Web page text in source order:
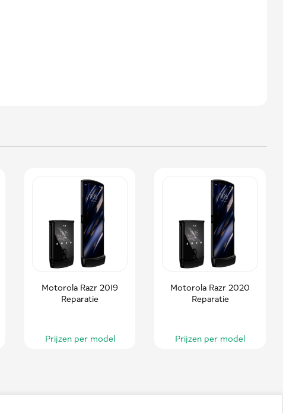
Motorola Razr 2019
Reparatie
Prijzen per model
Motorola Razr 2020
Reparatie
Prijzen per model